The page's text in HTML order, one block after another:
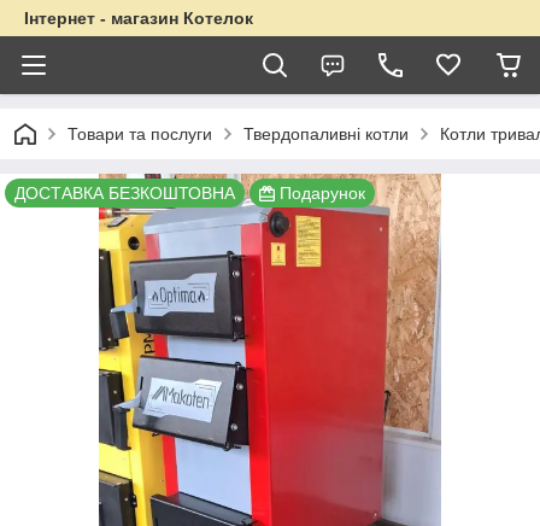
Інтернет - магазин Котелок
Товари та послуги Твердопаливні котли Котли
ДОСТАВКА БЕЗКОШТОВНА Подарунок